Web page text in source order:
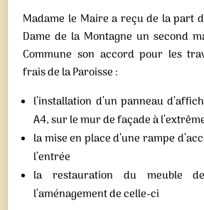
Madame le Maire a reçu de la part
Dame de la Montagne un second
Commune son accord pour les
frais de la Paroisse :
l’installation d’un panneau
A4, sur le mur de façade à
la mise en place d’une rampe
l’entrée
la restauration du meuble
l’aménagement de celle-ci